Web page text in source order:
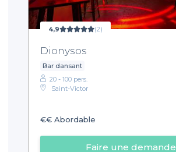
4,9 (2)
Dionysos
Bar dansant
20 - 100 pers.
Saint-Victor
€€ Abordable
Faire une demande